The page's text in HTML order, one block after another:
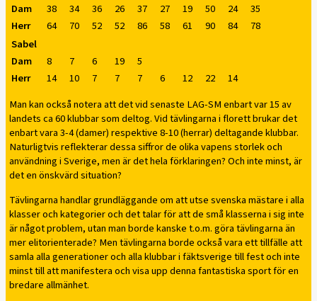
Dam
38 34 36 26 37 27 19 50 24
35
Herr
64 70 52 52 86 58 61 90 84
78
Sabel
Dam
8 7 6 19
5
Herr
14 10 7 7 7 6 12 22
14
Man kan också notera att det vid senaste LAG-SM enbart var 15 av
landets ca 60 klubbar som deltog. Vid tävlingarna i florett brukar det
enbart vara 3-4 (damer) respektive 8-10 (herrar) deltagande klubbar.
Naturligtvis reflekterar dessa siffror de olika vapens storlek och
användning i Sverige, men är det hela förklaringen? Och inte minst, är
det en önskvärd situation?
Tävlingarna handlar grundläggande om att utse svenska mästare i alla
klasser och kategorier och det talar för att de små klasserna i sig inte
är något problem, utan man borde kanske t.o.m. göra tävlingarna än
mer elitorienterade? Men tävlingarna borde också vara ett tillfälle att
samla alla generationer och alla klubbar i fäktsverige till fest och inte
minst till att manifestera och visa upp denna fantastiska sport för en
bredare allmänhet.